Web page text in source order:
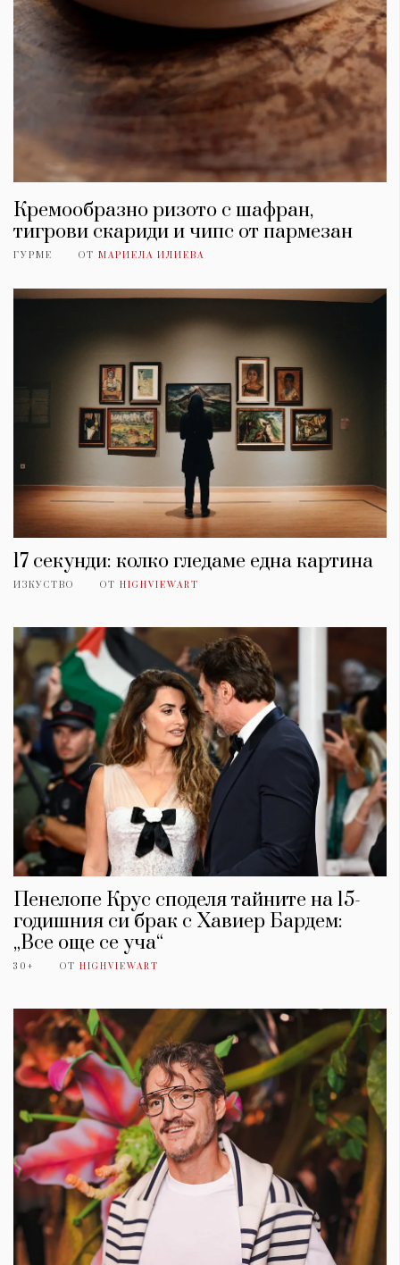
Кремообразно ризото с шафран,
тигрови скариди и чипс от пармезан
ГУРМЕ ОТ МАРИЕЛА ИЛИЕВА
17 секунди: колко гледаме една картина
ИЗКУСТВО ОТ HIGHVIEWART
Пенелопе Крус споделя тайните на 15-
годишния си брак с Хавиер Бардем:
„Все още се уча“
30+ ОТ HIGHVIEWART